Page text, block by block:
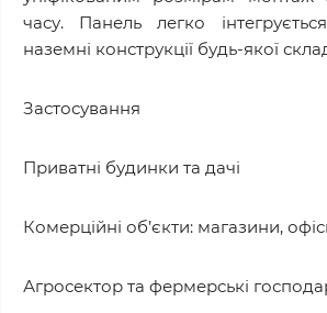
часу. Панель легко
наземні конструкції будь-якої
Застосування
Приватні будинки та дачі
Комерційні об’єкти: магазини,
Агросектор та фермерські